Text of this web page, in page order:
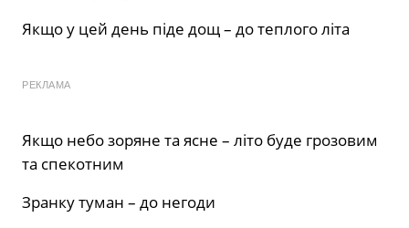
Якщо у цей день піде дощ – до теплого літа
РЕКЛАМА
Якщо небо зоряне та ясне – літо буде грозовим
та спекотним
Зранку туман – до негоди